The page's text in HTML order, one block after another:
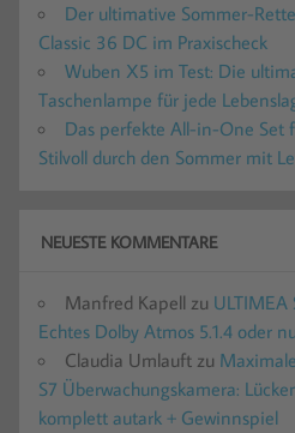
Der ultimative Sommer-
Classic 36 DC im Praxischeck
Wuben X5 im Test: Die
Taschenlampe für jede
Das perfekte All-in-One Set
Stilvoll durch den Sommer mit
NEUESTE KOMMENTARE
Manfred Kapell zu ULTIMEA
Echtes Dolby Atmos 5.1.4 oder
Claudia Umlauft zu
S7 Überwachungskamera:
komplett autark + Gewinnspiel